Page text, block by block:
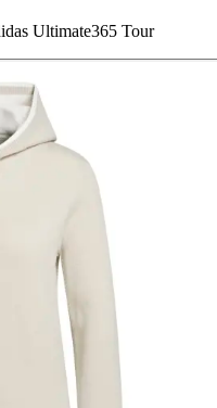
Ultimate365 Tour